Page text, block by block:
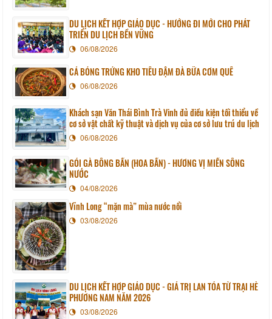
DU LỊCH KẾT HỢP GIÁO DỤC - HƯỚNG ĐI MỚI CHO PHÁT
TRIỂN DU LỊCH BỀN VỮNG
06/08/2026
CÁ BÓNG TRỨNG KHO TIÊU ĐẬM ĐÀ BỮA CƠM QUÊ
06/08/2026
Khách sạn Văn Thái Bình Trà Vinh đủ điều kiện tối thiểu về
cơ sở vật chất kỹ thuật và dịch vụ của cơ sở lưu trú du lịch
06/08/2026
GỎI GÀ BÔNG BẦN (HOA BẦN) - HƯƠNG VỊ MIỀN SÔNG
NƯỚC
04/08/2026
Vĩnh Long “mặn mà” mùa nước nổi
03/08/2026
DU LỊCH KẾT HỢP GIÁO DỤC - GIÁ TRỊ LAN TỎA TỪ TRẠI HÈ
PHƯƠNG NAM NĂM 2026
03/08/2026